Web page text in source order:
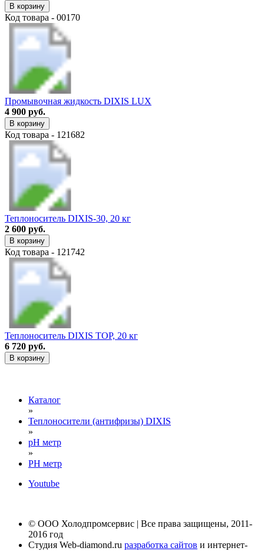
В корзину
Код товара - 00170
Промывочная жидкость DIXIS LUX
4 900 руб.
В корзину
Код товара - 121682
Теплоноситель DIXIS-30, 20 кг
2 600 руб.
В корзину
Код товара - 121742
Теплоноситель DIXIS TOP, 20 кг
6 720 руб.
В корзину
Каталог
»
Теплоносители (антифризы) DIXIS
»
pH метр
»
PH метр
Youtube
© ООО Холодпромсервис | Все права защищены, 2011-
2016 год
Студия Web-diamond.ru разработка сайтов и интернет-